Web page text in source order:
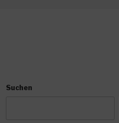
Suchen